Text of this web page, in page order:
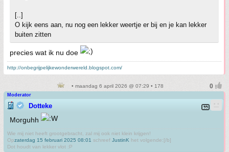
[..]
O kijk eens aan, nu nog een lekker weertje er bij en je kan lekker
buiten zitten
precies wat ik nu doe
http://onbegrijpelijkewonderwereld.blogspot.com/
• maandag 6 april 2026 @ 07:29 • 178
Moderator
Dotteke
Morguhh
Wie mij niet heeft grootgebracht, zal mij ook niet klein krijgen!
Opzaterdag 15 februari 2025 08:01 schreef JustinK het volgende:[/b]
Dot houdt van lekker vlot :P